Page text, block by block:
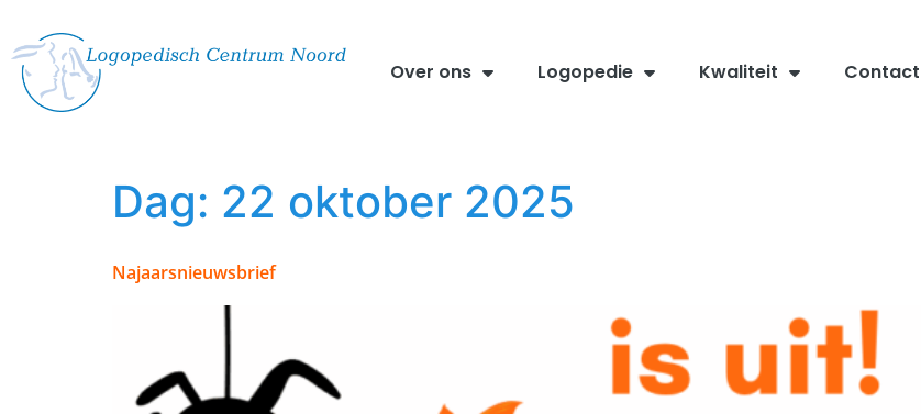
Over ons Logopedie Kwaliteit Contact
Dag: 22 oktober 2025
Najaarsnieuwsbrief